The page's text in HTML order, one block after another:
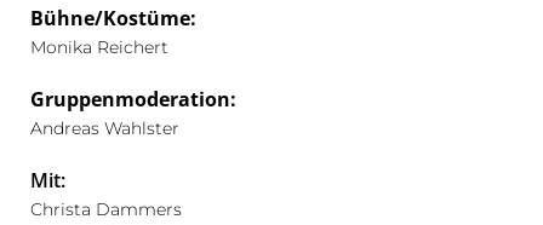
Bühne/Kostüme:
Monika Reichert
Gruppenmoderation:
Andreas Wahlster
Mit:
Christa Dammers